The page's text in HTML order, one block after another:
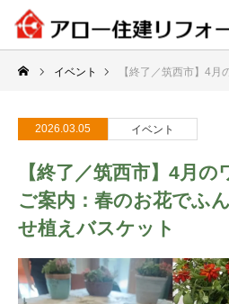
イベント 【終了／筑西市】4月のワークショップの
2026.03.05 イベント
【終了／筑西市】4月
ご案内：春のお花でふ
せ植えバスケット